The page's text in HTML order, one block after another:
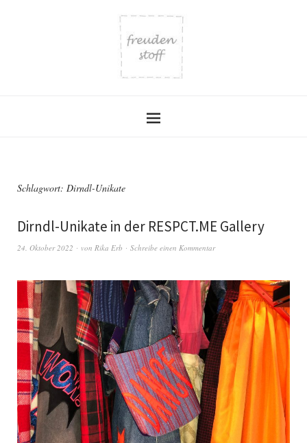
Schlagwort: Dirndl-Unikate
Dirndl-Unikate in der RESPCT.ME Gallery
24. Oktober 2022 von Rika Erb Schreibe einen Kommentar